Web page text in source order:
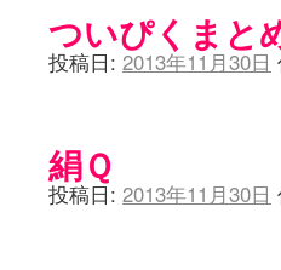
ついぴくまと
投稿日: 2013年11月30日
絹Ｑ
投稿日: 2013年11月30日